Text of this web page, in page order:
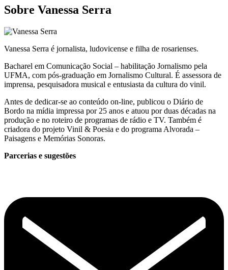
Sobre Vanessa Serra
Vanessa Serra é jornalista, ludovicense e filha de rosarienses.
Bacharel em Comunicação Social – habilitação Jornalismo pela
UFMA, com pós-graduação em Jornalismo Cultural. É assessora de
imprensa, pesquisadora musical e entusiasta da cultura do vinil.
Antes de dedicar-se ao conteúdo on-line, publicou o Diário de
Bordo na mídia impressa por 25 anos e atuou por duas décadas na
produção e no roteiro de programas de rádio e TV. Também é
criadora do projeto Vinil & Poesia e do programa Alvorada –
Paisagens e Memórias Sonoras.
Parcerias e sugestões